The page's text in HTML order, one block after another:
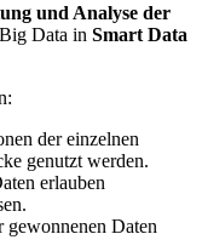
und Analyse der
Data in Smart Data
der einzelnen
genutzt werden.
erlauben
gewonnenen Daten